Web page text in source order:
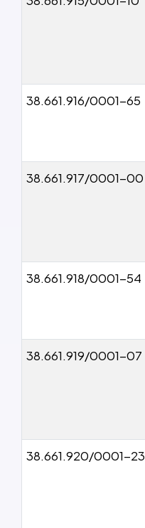
38.661.916/0001-65
38.661.917/0001-00
38.661.918/0001-54
38.661.919/0001-07
38.661.920/0001-23